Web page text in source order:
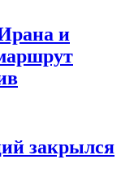
и
закрылся